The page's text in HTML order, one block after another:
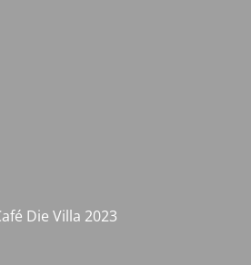
Die Villa 2023